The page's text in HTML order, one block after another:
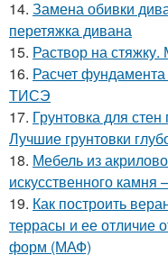
14. Замена обивки
перетяжка дивана
15. Раствор на
16. Расчет
ТИСЭ
17. Грунтовка для
Лучшие грунтовки
18. Мебель из
искусственного
19. Как построить
террасы и ее отличие
форм (МАФ)